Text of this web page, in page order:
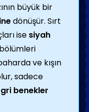
büyük bir
dönüşür. Sırt
ise siyah
ve kışın
sadece
benekler